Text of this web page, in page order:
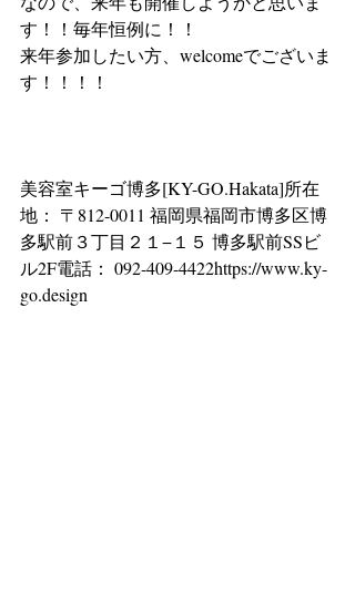
す！！毎年恒例に！！
来年参加したい方、welcomeでございま
す！！！！
美容室キーゴ博多[KY-GO.Hakata]所在
地： 〒812-0011 福岡県福岡市博多区博
多駅前３丁目２１−１５ 博多駅前SSビ
ル2F電話： 092-409-4422https://www.ky-
go.design